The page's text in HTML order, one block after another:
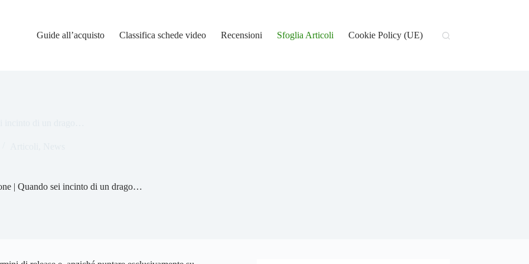
Guide all’acquisto
Classifica schede video Recensioni Sfoglia Articoli Cookie Policy (UE)
| Quando sei incinto di un drago…